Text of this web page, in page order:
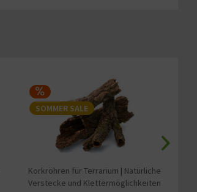
SOMMER SALE
Korkröhren für Terrarium | Natürliche
Verstecke und Klettermöglichkeiten